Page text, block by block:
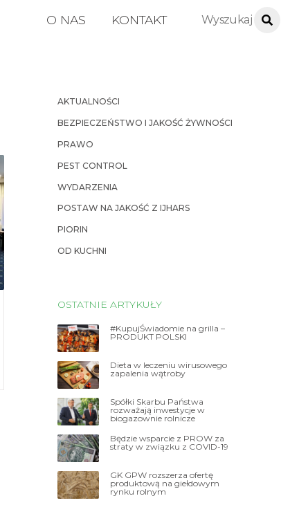
O NAS KONTAKT
AKTUALNOŚCI
BEZPIECZEŃSTWO I JAKOŚĆ ŻYWNOŚCI
PRAWO
PEST CONTROL
WYDARZENIA
POSTAW NA JAKOŚĆ Z IJHARS
PIORIN
OD KUCHNI
OSTATNIE ARTYKUŁY
#KupujŚwiadomie na grilla –
PRODUKT POLSKI
Dieta w leczeniu wirusowego
zapalenia wątroby
Spółki Skarbu Państwa
rozważają inwestycje w
biogazownie rolnicze
Będzie wsparcie z PROW za
straty w związku z COVID-19
GK GPW rozszerza ofertę
produktową na giełdowym
rynku rolnym